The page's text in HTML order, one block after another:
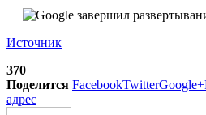
Источник
370
Поделится FacebookTwitterGoogle+
адрес